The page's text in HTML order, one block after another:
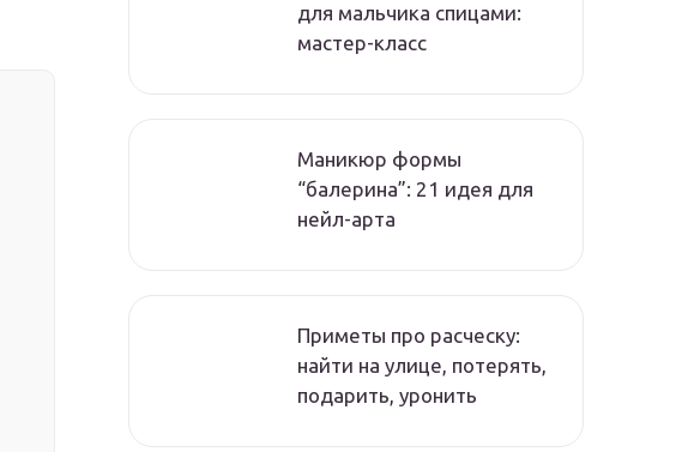
для мальчика спицами:
мастер-класс
Маникюр формы
“балерина”: 21 идея для
нейл-арта
Приметы про расческу:
найти на улице, потерять,
подарить, уронить